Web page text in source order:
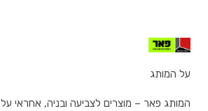
על המותג
המותג פאר – מוצרים לצביעה ובניה, אחראי על